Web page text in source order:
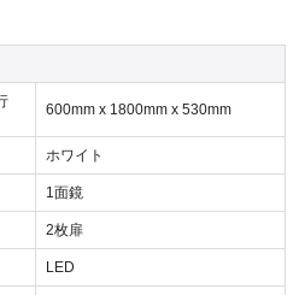
600mm x 1800mm x 530mm
ホワイト
1面鏡
2枚扉
LED